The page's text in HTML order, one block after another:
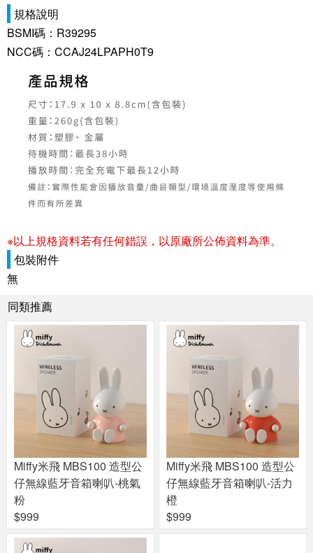
規格說明
BSMI碼：R39295
NCC碼：CCAJ24LPAPH0T9
※以上規格資料若有任何錯誤，以原廠所公佈資料為準。
包裝附件
無
同類推薦
Miffy米飛 MBS100 造型公
仔無線藍牙音箱喇叭-桃氣
粉
$999
Miffy米飛 MBS100 造型公
仔無線藍牙音箱喇叭-活力
橙
$999